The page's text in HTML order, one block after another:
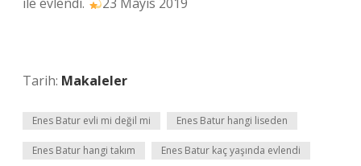
Tarih: Makaleler
Enes Batur evli mi değil mi Enes Batur hangi liseden
Enes Batur hangi takım Enes Batur kaç yaşında evlendi